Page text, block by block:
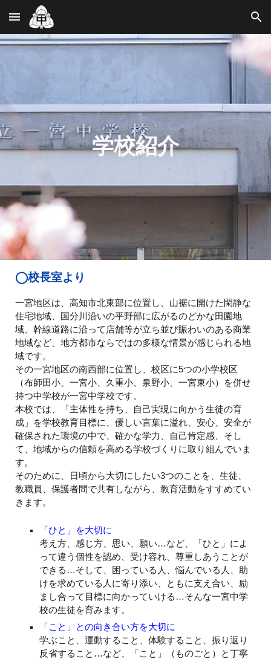
Skip to main content Skip to navigation
学校紹介
◯校長室より
一宮地区は、高知市北東部に位置し、山裾に開けた閑静な
住宅地域、国分川沿いの平野部に広がるのどかな田園地
域、幹線道路に沿って店舗等が立ち並び賑わいのある商業
地域など、地方都市ならではの多様な情景が感じられる地
域です。
その一宮地区の南西部に位置し、校区に5つの小学校区
（布師田小、一宮小、久重小、泉野小、一宮東小）を併せ
持つ中学校が一宮中学校です。
本校では、「主体性を持ち、自己実現に向かう生徒の育
成」を学校教育目標に、優しい言葉に溢れ、安心、安全が
確保された環境の中で、確かな学力、自己肯定感、そし
て、地域からの信頼を高める学校づくりに取り組んでいま
す。
そのために、日頃から大切にしたい3つのことを、生徒、
教職員、保護者間で共有しながら、教育活動をすすめてい
きます。
「ひと」を大切に
考え方、感じ方、思い、願い…など、「ひと」によ
って違う個性を認め、受け容れ、尊重しあうことが
できる…そして、困っている人、悩んでいる人、助
けを求めている人に寄り添い、ともに支え合い、励
まし合って目標に向かっていける…そんな一宮中学
校の生徒を育みます。
「こと」との向き合い方を大切に
学ぶこと、運動すること、体験すること、振り返り
反省すること…など、「こと」（ものごと）と丁寧